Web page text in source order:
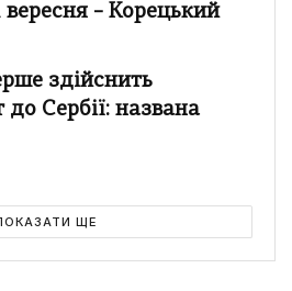
вересня – Корецький
здійснить
до Сербії: названа
ЩЕ